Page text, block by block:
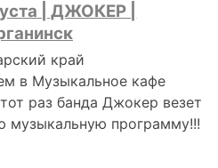
| ДЖОКЕР |
край
в Музыкальное кафе
раз банда Джокер везет
музыкальную программу!!!